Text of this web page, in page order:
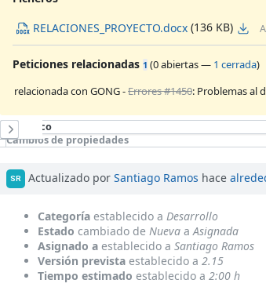
RELACIONES_PROYECTO.docx (136 KB)
Peticiones relacionadas 1 (0 abiertas— 1 cerrada)
relacionada con GONG -Errores #1450: Problemas al
Histórico
Cambios de propiedades
SR Actualizado por Santiago Ramos hace
Categoría establecido a Desarrollo
Estado cambiado de Nueva aAsignada
Asignado a establecido a Santiago Ramos
Versión prevista establecido a 2.15
Tiempo estimado establecido a 2:00 h